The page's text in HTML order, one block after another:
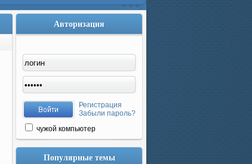
Авторизация
Регистрация
Забыли пароль?
чужой компьютер
Популярные темы